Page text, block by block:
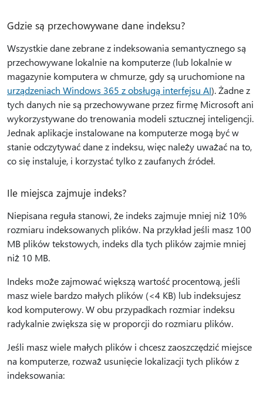
Gdzie są przechowywane dane indeksu?
Wszystkie dane zebrane z indeksowania semantycznego są
przechowywane lokalnie na komputerze (lub lokalnie w
magazynie komputera w chmurze, gdy są uruchomione na
urządzeniach Windows 365 z obsługą interfejsu AI). Żadne z
tych danych nie są przechowywane przez firmę Microsoft ani
wykorzystywane do trenowania modeli sztucznej inteligencji.
Jednak aplikacje instalowane na komputerze mogą być w
stanie odczytywać dane z indeksu, więc należy uważać na to,
co się instaluje, i korzystać tylko z zaufanych źródeł.
Ile miejsca zajmuje indeks?
Niepisana reguła stanowi, że indeks zajmuje mniej niż 10%
rozmiaru indeksowanych plików. Na przykład jeśli masz 100
MB plików tekstowych, indeks dla tych plików zajmie mniej
niż 10 MB.
Indeks może zajmować większą wartość procentową, jeśli
masz wiele bardzo małych plików (<4 KB) lub indeksujesz
kod komputerowy. W obu przypadkach rozmiar indeksu
radykalnie zwiększa się w proporcji do rozmiaru plików.
Jeśli masz wiele małych plików i chcesz zaoszczędzić miejsce
na komputerze, rozważ usunięcie lokalizacji tych plików z
indeksowania: